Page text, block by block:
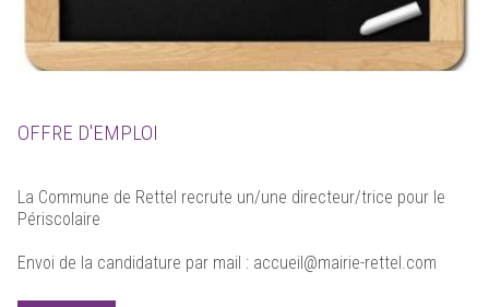
OFFRE D'EMPLOI
La Commune de Rettel recrute un/une directeur/trice pour le
Périscolaire
Envoi de la candidature par mail : accueil@mairie-rettel.com